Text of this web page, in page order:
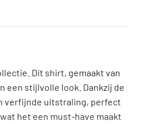
Dit shirt, gemaakt van
een stijlvolle look. Dankzij de
verfijnde uitstraling, perfect
het een must-have maakt